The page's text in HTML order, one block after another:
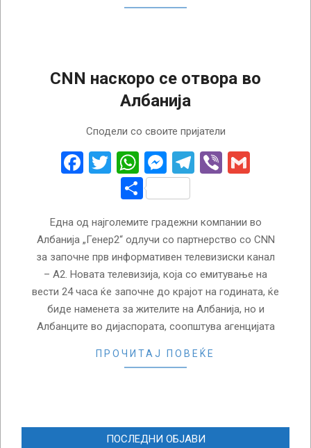
CNN наскоро се отвора во
Албанија
Сподели со своите пријатели
Facebook
Twitter
WhatsApp
Messenger
Telegram
Viber
Share
Една од најголемите градежни компании во
Албанија „Генер2“ одлучи со партнерство со CNN
за започне прв информативен телевизиски канал
– А2. Новата телевизија, која со емитување на
вести 24 часа ќе започне до крајот на годината, ќе
биде наменета за жителите на Албанија, но и
Албанците во дијаспората, соопштува агенцијата
ПРОЧИТАЈ ПОВЕЌЕ
ПОСЛЕДНИ ОБЈАВИ